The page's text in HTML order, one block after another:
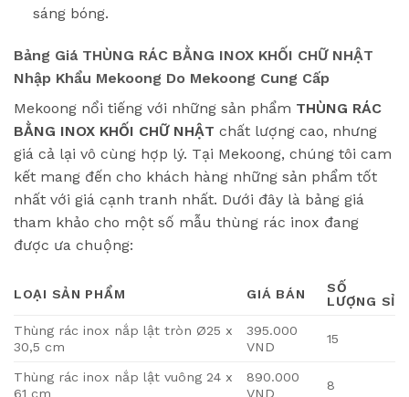
sáng bóng.
Bảng Giá THÙNG RÁC BẰNG INOX KHỐI CHỮ NHẬT
Nhập Khẩu Mekoong Do Mekoong Cung Cấp
Mekoong nổi tiếng với những sản phẩm THÙNG RÁC
BẰNG INOX KHỐI CHỮ NHẬT chất lượng cao, nhưng
giá cả lại vô cùng hợp lý. Tại Mekoong, chúng tôi cam
kết mang đến cho khách hàng những sản phẩm tốt
nhất với giá cạnh tranh nhất. Dưới đây là bảng giá
tham khảo cho một số mẫu thùng rác inox đang
được ưa chuộng:
LOẠI SẢN PHẨM GIÁ BÁN
SỐ
LƯỢNG SỈ
Thùng rác inox nắp lật tròn Ø25 x
30,5 cm
395.000
VND
15
Thùng rác inox nắp lật vuông 24 x
61 cm
890.000
VND
8